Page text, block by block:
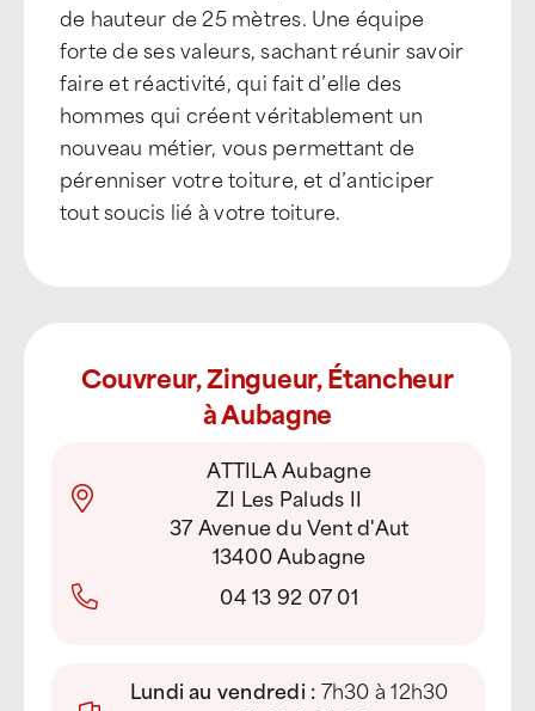
de hauteur de 25 mètres. Une équipe
forte de ses valeurs, sachant réunir savoir
faire et réactivité, qui fait d’elle des
hommes qui créent véritablement un
nouveau métier, vous permettant de
pérenniser votre toiture, et d’anticiper
tout soucis lié à votre toiture.
Couvreur, Zingueur, Étancheur
à Aubagne
ATTILA Aubagne
ZI Les Paluds II
37 Avenue du Vent d'Aut
13400 Aubagne
04 13 92 07 01
Lundi au vendredi :7h30 à 12h30